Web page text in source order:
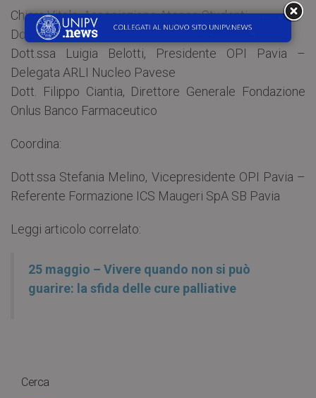
Chiara Vitale, Associazione Ateneo Studenti
Dott.ssa Giuseppina Tiraboschi. Presidente ARLI
Dott.ssa Luigia Belotti, Presidente OPI Pavia –
Delegata ARLI Nucleo Pavese
Dott. Filippo Ciantia, Direttore Generale Fondazione
Onlus Banco Farmaceutico
Coordina:
Dott.ssa Stefania Melino, Vicepresidente OPI Pavia –
Referente Formazione ICS Maugeri SpA SB Pavia
Leggi articolo correlato:
25 maggio – Vivere quando non si può
guarire: la sfida delle cure palliative
Cerca